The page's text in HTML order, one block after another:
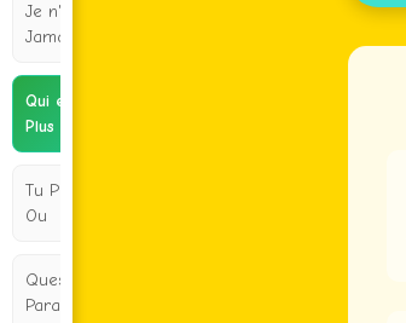
Je n'ai
Jamais
Qui est le
Plus Probable
Tu Préfères
Ou
Questions
Paranoia